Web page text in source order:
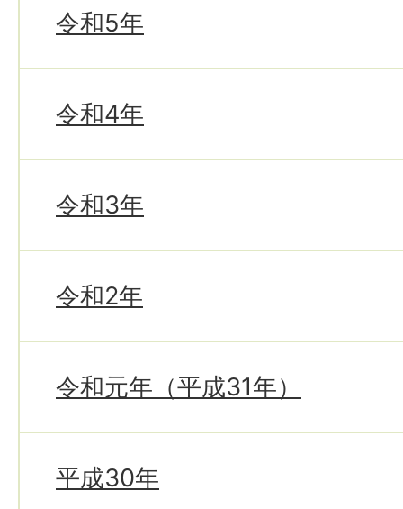
令和5年
令和4年
令和3年
令和2年
令和元年（平成31年）
平成30年